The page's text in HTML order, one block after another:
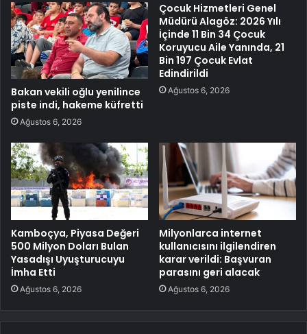
Bakan vekili oğlu yenilince
piste indi, hakeme küfretti
Ağustos 6, 2026
Çocuk Hizmetleri Genel
Müdürü Alagöz: 2026 Yılı
İçinde 11 Bin 34 Çocuk
Koruyucu Aile Yanında, 21
Bin 197 Çocuk Evlat
Edindirildi
Ağustos 6, 2026
Kamboçya, Piyasa Değeri
500 Milyon Doları Bulan
Yasadışı Uyuşturucuyu
İmha Etti
Ağustos 6, 2026
Milyonlarca internet
kullanıcısını ilgilendiren
karar verildi: Başvuran
parasını geri alacak
Ağustos 6, 2026